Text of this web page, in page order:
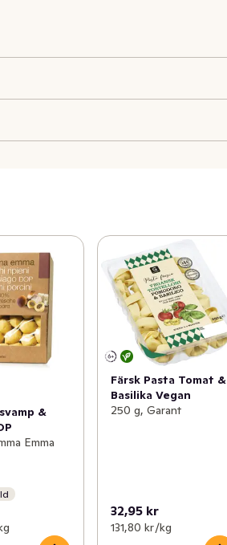
&
Emma
Färsk Pasta Tomat &
Basilika Vegan
250 g, Garant
32,95 kr
131,80 kr /kg